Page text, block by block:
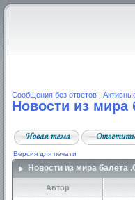
Сообщения без ответов |
Новости из мира
Версия для печати
Новости из мира балета
Автор